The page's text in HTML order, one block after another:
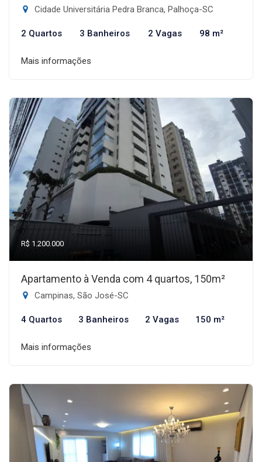
Cidade Universitária Pedra Branca, Palhoça-SC
2 Quartos 3 Banheiros 2 Vagas 98 m²
Mais informações
R$ 1.200.000
Apartamento à Venda com 4 quartos, 150m²
Campinas, São José-SC
4 Quartos 3 Banheiros 2 Vagas 150 m²
Mais informações